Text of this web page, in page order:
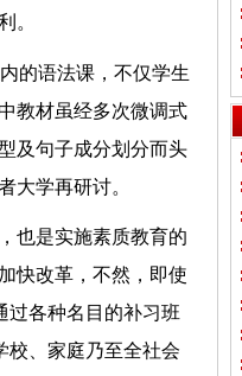
不利。
的语法课，不仅学生
教材虽经多次微调式
及句子成分划分而头
者大学再研讨。
也是实施素质教育的
快改革，不然，即使
过各种名目的补习班
校、家庭乃至全社会